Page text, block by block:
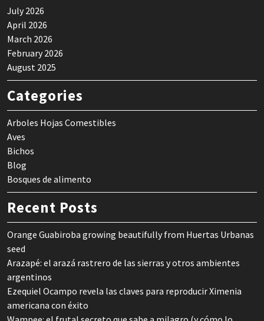
July 2026
April 2026
March 2026
February 2026
August 2025
Categories
Arboles Hojas Comestibles
Aves
Bichos
Blog
Bosques de alimento
Recent Posts
Orange Guabiroba growing beautifully from Huertas Urbanas
seed
Arazapé: el arazá rastrero de las sierras y otros ambientes
argentinos
Ezequiel Ocampo revela las claves para reproducir Ximenia
americana con éxito